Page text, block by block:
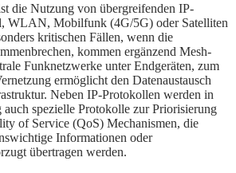
die Nutzung von übergreifenden IP-
WLAN, Mobilfunk (4G/5G) oder Satelliten
kritischen Fällen, wenn die
kommen ergänzend Mesh-
Funknetzwerke unter Endgeräten, zum
ermöglicht den Datenaustausch
Neben IP-Protokollen werden in
spezielle Protokolle zur Priorisierung
of Service (QoS) Mechanismen, die
Informationen oder
übertragen werden.